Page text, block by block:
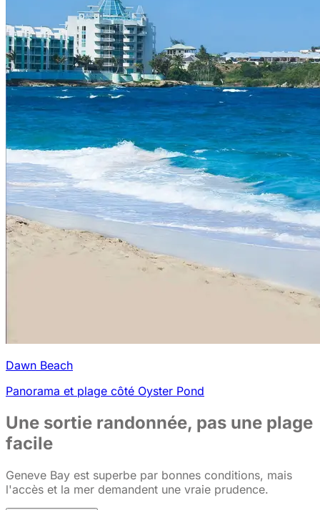
Dawn Beach
Panorama et plage côté Oyster Pond
Une sortie randonnée, pas une plage
facile
Geneve Bay est superbe par bonnes conditions, mais
l'accès et la mer demandent une vraie prudence.